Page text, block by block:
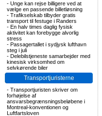
- Unge kan rejse billigere ved at
vælge en passende billetløsning
- Trafikselskab tilbyder gratis
transport til festuge i Randers
- En halv times daglig fysisk
aktivitet kan forebygge alvorlig
stress
- Passagertallet i sydjysk lufthavn
steg i juli
- Delebilstjeneste samarbejder med
kinesisk virksomhed om
selvkørende biler
Transportjuristerne
- Transportjuristen skriver om
forhøjelse af
ansvarsbegrænsningsbeløbene i
Montreal-konventionen og
Luftfartsloven